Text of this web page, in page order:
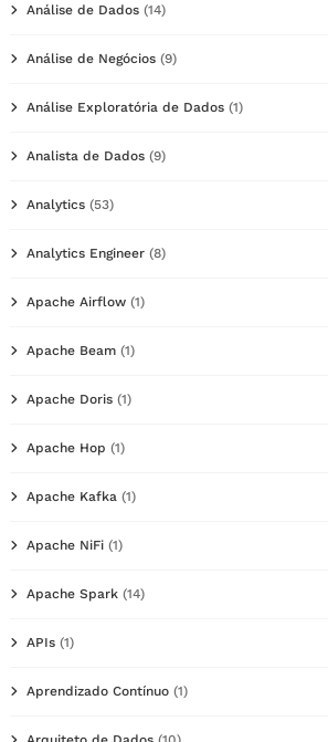
Análise de Dados (14)
Análise de Negócios (9)
Análise Exploratória de Dados (1)
Analista de Dados (9)
Analytics (53)
Analytics Engineer (8)
Apache Airflow (1)
Apache Beam (1)
Apache Doris (1)
Apache Hop (1)
Apache Kafka (1)
Apache NiFi (1)
Apache Spark (14)
APIs (1)
Aprendizado Contínuo (1)